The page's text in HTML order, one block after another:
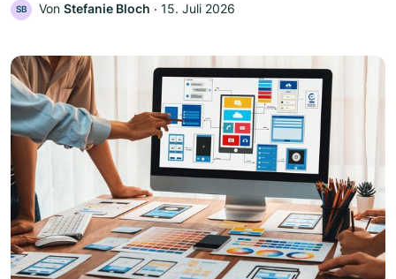
SB Von Stefanie Bloch ‧ 15. Juli 2026